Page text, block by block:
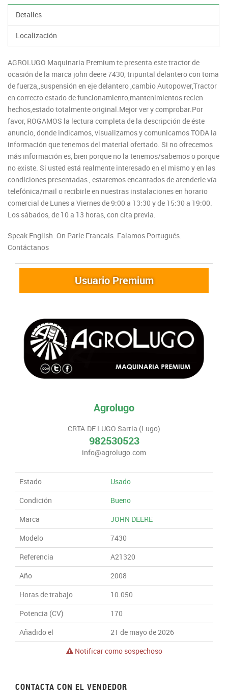
Detalles
Localización
AGROLUGO Maquinaria Premium te presenta este tractor de
ocasión de la marca john deere 7430, tripuntal delantero con toma
de fuerza,,suspensión en eje delantero ,cambio Autopower,Tractor
en correcto estado de funcionamiento,mantenimientos recien
hechos,estado totalmente original.Mejor ver y comprobar.Por
favor, ROGAMOS la lectura completa de la descripción de éste
anuncio, donde indicamos, visualizamos y comunicamos TODA la
información que tenemos del material ofertado. Si no ofrecemos
más información es, bien porque no la tenemos/sabemos o porque
no existe. Si usted está realmente interesado en el mismo y en las
condiciones presentadas , estaremos encantados de atenderle vía
telefónica/mail o recibirle en nuestras instalaciones en horario
comercial de Lunes a Viernes de 9:00 a 13:30 y de 15:30 a 19:00.
Los sábados, de 10 a 13 horas, con cita previa.
Speak English. On Parle Francais. Falamos Portugués.
Contáctanos
Usuario Premium
Agrolugo
CRTA.DE LUGO Sarria (Lugo)
982530523
info@agrolugo.com
Estado
Usado
Condición
Bueno
Marca
JOHN DEERE
Modelo
7430
Referencia
A21320
Año
2008
Horas de trabajo
10.050
Potencia (CV)
170
Añadido el
21 de mayo de 2026
Notificar como sospechoso
CONTACTA CON EL VENDEDOR